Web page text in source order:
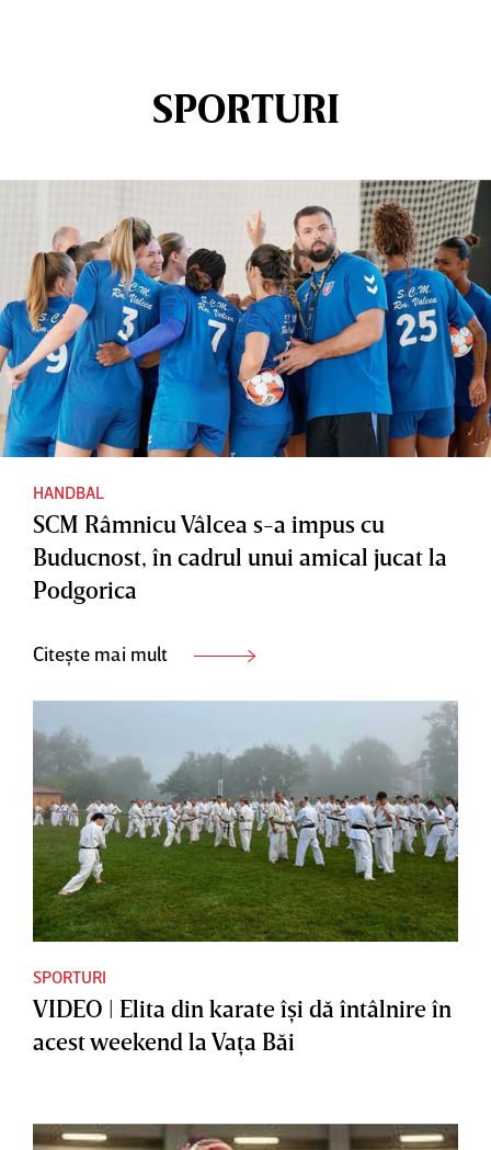
SPORTURI
HANDBAL
SCM Râmnicu Vâlcea s-a impus cu
Buducnost, în cadrul unui amical jucat la
Podgorica
Citește mai mult
SPORTURI
VIDEO | Elita din karate îşi dă întâlnire în
acest weekend la Vaţa Băi